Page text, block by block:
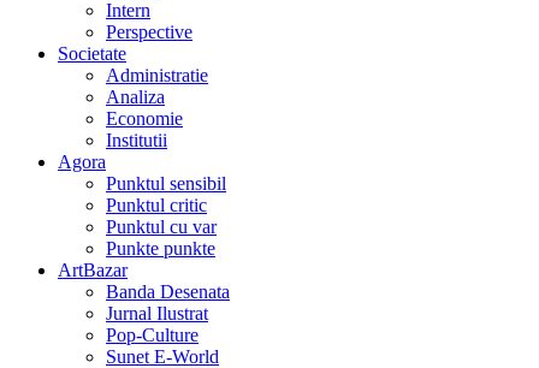
Intern
Perspective
Societate
Administratie
Analiza
Economie
Institutii
Agora
Punktul sensibil
Punktul critic
Punktul cu var
Punkte punkte
ArtBazar
Banda Desenata
Jurnal Ilustrat
Pop-Culture
Sunet E-World